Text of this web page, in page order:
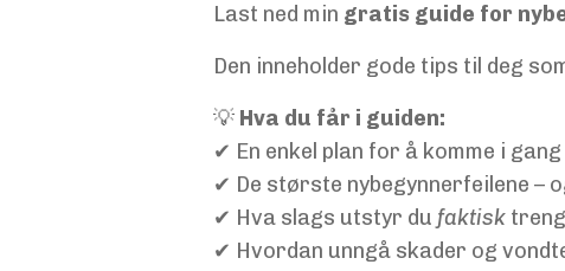
Last ned min gratis guide for
Den inneholder gode tips til deg
💡 Hva du får i guiden:
✔ En enkel plan for å komme i gang
✔ De største nybegynnerfeilene –
✔ Hva slags utstyr du faktisk
✔ Hvordan unngå skader og